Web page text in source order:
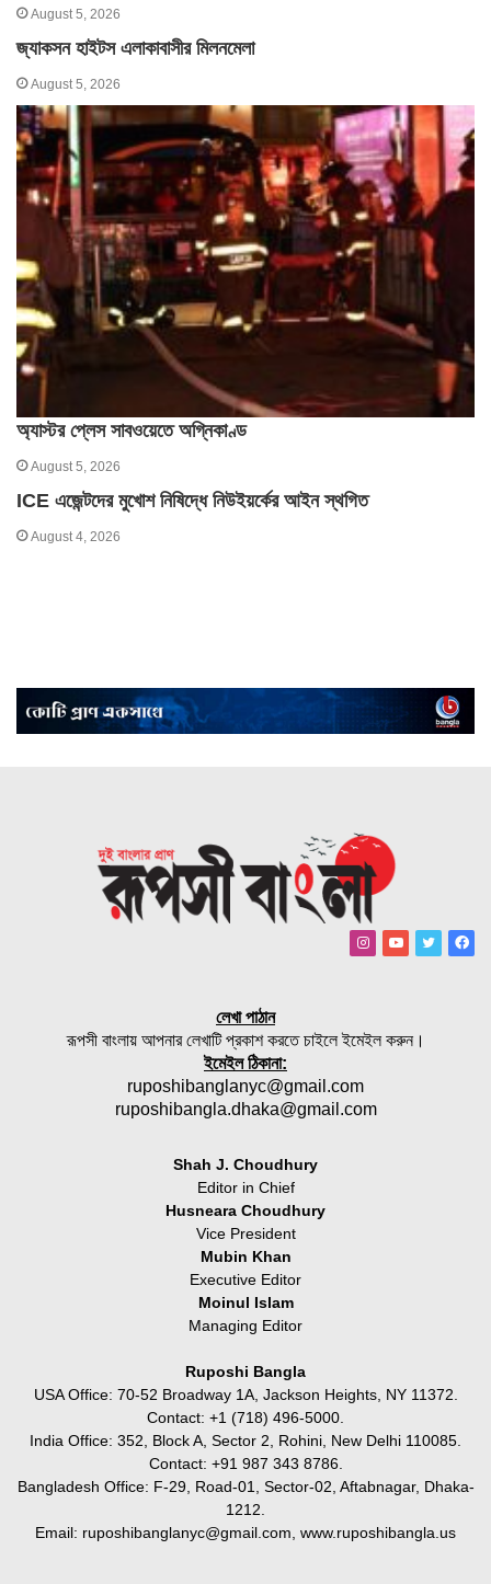
August 5, 2026
জ্যাকসন হাইটস এলাকাবাসীর মিলনমেলা
August 5, 2026
অ্যাস্টর প্লেস সাবওয়েতে অগ্নিকাণ্ড
August 5, 2026
ICE এজেন্টদের মুখোশ নিষিদ্ধে নিউইয়র্কের আইন স্থগিত
August 4, 2026
Twitter
YouTube
Instagram
লেখা পাঠান
রূপসী বাংলায় আপনার লেখাটি প্রকাশ করতে চাইলে ইমেইল করুন।
ইমেইল ঠিকানা:
ruposhibanglanyc@gmail.com
ruposhibangla.dhaka@gmail.com
Shah J. Choudhury
Editor in Chief
Husneara Choudhury
Vice President
Mubin Khan
Executive Editor
Moinul Islam
Managing Editor
Ruposhi Bangla
USA Office: 70-52 Broadway 1A, Jackson Heights, NY 11372.
Contact:‭ +1 (718) 496-5000.
India Office: 352, Block A, Sector 2, Rohini, New Delhi 110085.
Contact: +91 987 343 8786.
Bangladesh Office: F-29, Road-01, Sector-02, Aftabnagar, Dhaka-
1212.
Email: ruposhibanglanyc@gmail.com , www.ruposhibangla.us